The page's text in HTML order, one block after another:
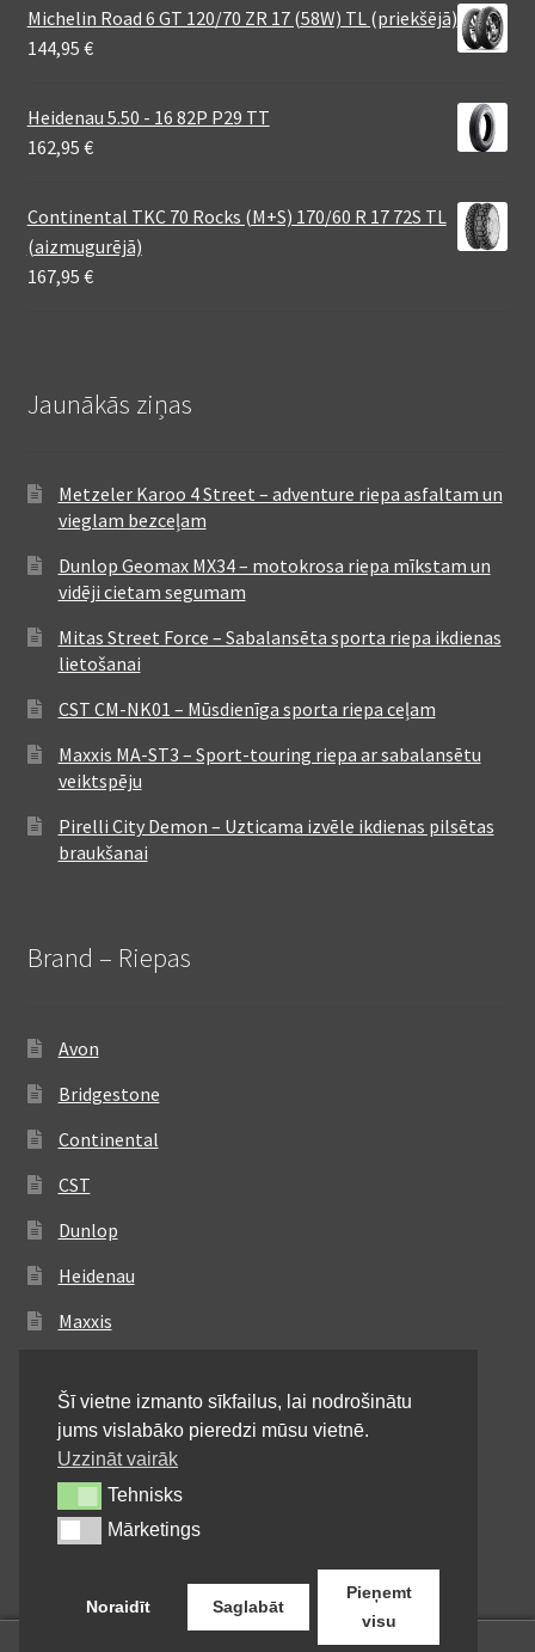
Michelin Road 6 GT 120/70 ZR 17 (58W) TL (priekšējā)
144,95 €
Heidenau 5.50 - 16 82P P29 TT
162,95 €
Continental TKC 70 Rocks (M+S) 170/60 R 17 72S TL
(aizmugurējā)
167,95 €
Jaunākās ziņas
Metzeler Karoo 4 Street – adventure riepa asfaltam un
vieglam bezceļam
Dunlop Geomax MX34 – motokrosa riepa mīkstam un
vidēji cietam segumam
Mitas Street Force – Sabalansēta sporta riepa ikdienas
lietošanai
CST CM-NK01 – Mūsdienīga sporta riepa ceļam
Maxxis MA-ST3 – Sport-touring riepa ar sabalansētu
veiktspēju
Pirelli City Demon – Uzticama izvēle ikdienas pilsētas
braukšanai
Brand – Riepas
Avon
Bridgestone
Continental
CST
Dunlop
Heidenau
Maxxis
Michelin
Mitas
Pirelli
Shinko
Šī vietne izmanto sīkfailus, lai nodrošinātu
jums vislabāko pieredzi mūsu vietnē.
Uzzināt vairāk
TehnisksTehnisks
MārketingsMārketings
Noraidīt Saglabāt
Pieņemt
visu